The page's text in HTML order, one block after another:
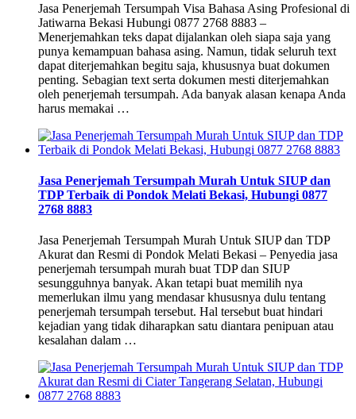
Jasa Penerjemah Tersumpah Visa Bahasa Asing Profesional di
Jatiwarna Bekasi Hubungi 0877 2768 8883 –
Menerjemahkan teks dapat dijalankan oleh siapa saja yang
punya kemampuan bahasa asing. Namun, tidak seluruh text
dapat diterjemahkan begitu saja, khususnya buat dokumen
penting. Sebagian text serta dokumen mesti diterjemahkan
oleh penerjemah tersumpah. Ada banyak alasan kenapa Anda
harus memakai …
Jasa Penerjemah Tersumpah Murah Untuk SIUP dan
TDP Terbaik di Pondok Melati Bekasi, Hubungi 0877
2768 8883
Jasa Penerjemah Tersumpah Murah Untuk SIUP dan TDP
Akurat dan Resmi di Pondok Melati Bekasi – Penyedia jasa
penerjemah tersumpah murah buat TDP dan SIUP
sesungguhnya banyak. Akan tetapi buat memilih nya
memerlukan ilmu yang mendasar khususnya dulu tentang
penerjemah tersumpah tersebut. Hal tersebut buat hindari
kejadian yang tidak diharapkan satu diantara penipuan atau
kesalahan dalam …